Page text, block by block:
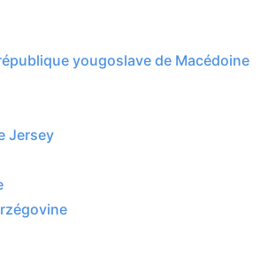
yougoslave de Macédoine
Jersey